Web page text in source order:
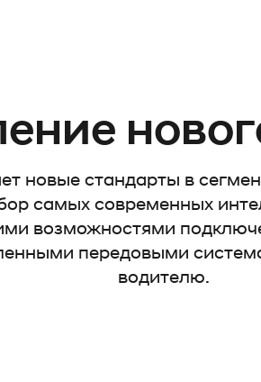
новые стандарты в
самых современных
возможностями
передовыми
водителю.